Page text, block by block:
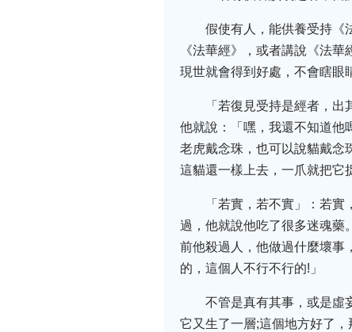
假使有人，能供養受持《
《法華經》，或者講說《法
現世就會得到好處，不會瞎眼
「若復見受持是經者，
他就說：「嘿，我還不知道他
老虎戴念珠，也可以說貓戴念
這貓還一樣上去，一爪就把它
「若實，若不實」：若
過，他就說他吃了很多迷魂藥
前他殺過人，他做過什麼壞事
的，這個人不行不行的!」
不管是真有其事，或是虛
它又生了一層;這個地方好了